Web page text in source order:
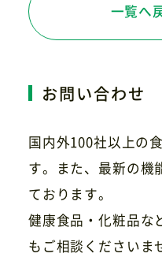
一覧へ
お問い合わせ
国内外100社以上の
す。また、最新の機
ております。
健康食品・化粧品な
もご相談くださいま